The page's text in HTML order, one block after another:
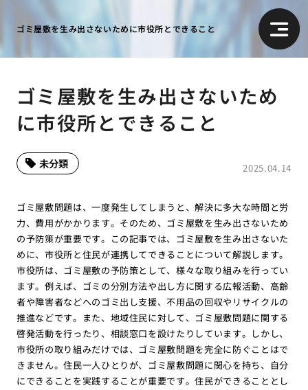
ゴミ屋敷を生み出さないために市役所とできること
ゴミ屋敷を生み出さないため
に市役所とできること
2025.04.14
未分類
ゴミ屋敷問題は、一度発生してしまうと、解決に多大な時間と労
力、費用がかかります。そのため、ゴミ屋敷を生み出さないため
の予防策が重要です。この記事では、ゴミ屋敷を生み出さないた
めに、市役所と住民が連携してできることについて解説します。
市役所は、ゴミ屋敷の予防策として、様々な取り組みを行ってい
ます。例えば、ゴミの分別方法や出し方に関する広報活動、高齢
者や障害者などへのゴミ出し支援、不用品の回収やリサイクルの
推進などです。また、地域住民に対して、ゴミ屋敷問題に関する
啓発活動を行ったり、相談窓口を設けたりしています。しかし、
市役所の取り組みだけでは、ゴミ屋敷問題を完全に防ぐことはで
きません。住民一人ひとりが、ゴミ屋敷問題に関心を持ち、自分
にできることを実践することが重要です。住民ができることとし